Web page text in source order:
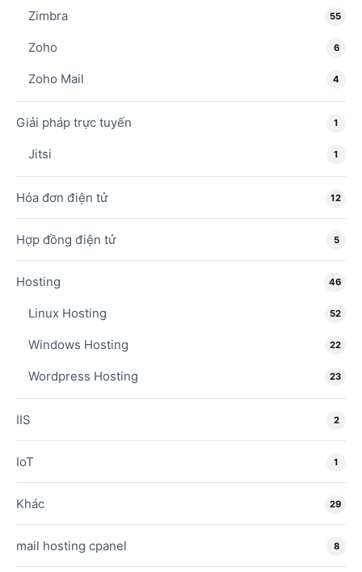
Zimbra 55
Zoho 6
Zoho Mail 4
Giải pháp trực tuyến 1
Jitsi 1
Hóa đơn điện tử 12
Hợp đồng điện tử 5
Hosting 46
Linux Hosting 52
Windows Hosting 22
Wordpress Hosting 23
IIS 2
IoT 1
Khác 29
mail hosting cpanel 8